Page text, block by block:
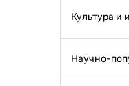
Культура и
Научно-